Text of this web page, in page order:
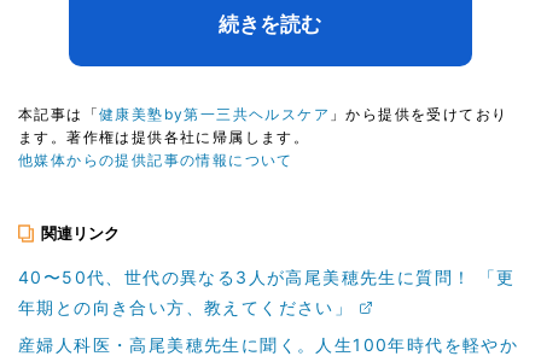
続きを読む
本記事は「健康美塾by第一三共ヘルスケア 」から提供を受けており
ます。著作権は提供各社に帰属します。
他媒体からの提供記事の情報について
関連リンク
40〜50代、世代の異なる3人が高尾美穂先生に質問！ 「更
年期との向き合い方、教えてください」
産婦人科医・高尾美穂先生に聞く。人生100年時代を軽やか